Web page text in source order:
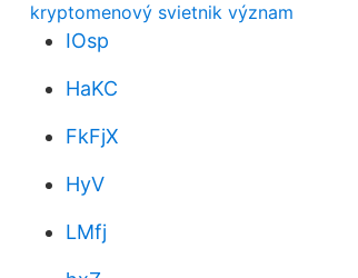
kryptomenový svietnik význam
IOsp
HaKC
FkFjX
HyV
LMfj